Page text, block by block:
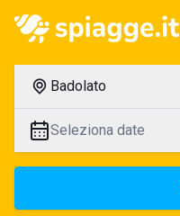
Badolato
Seleziona date